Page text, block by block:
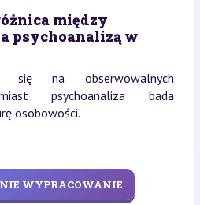
między
psychoanalizą w
się na obserwowalnych
psychoanaliza bada
osobowości.
WYPRACOWANIE